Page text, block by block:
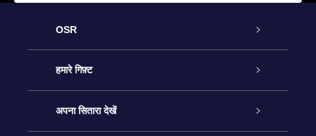
OSR
ग्राहक सेवा
हमसे संपर्क करें
हमारे गिफ़्ट
ऑनलाइन स्टार गिफ़्ट
अपना सितारा देखें